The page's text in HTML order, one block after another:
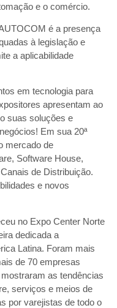
e o comércio.
é a presença
à legislação e
a aplicabilidade
em tecnologia para
apresentam ao
suas soluções e
Em sua 20ª
mercado de
Software House,
de Distribuição.
e novos
no Expo Center Norte
dedicada a
Latina. Foram mais
de 70 empresas
as tendências
serviços e meios de
por varejistas de todo o